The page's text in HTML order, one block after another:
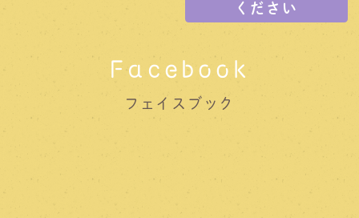
ください
Facebook
フェイスブック